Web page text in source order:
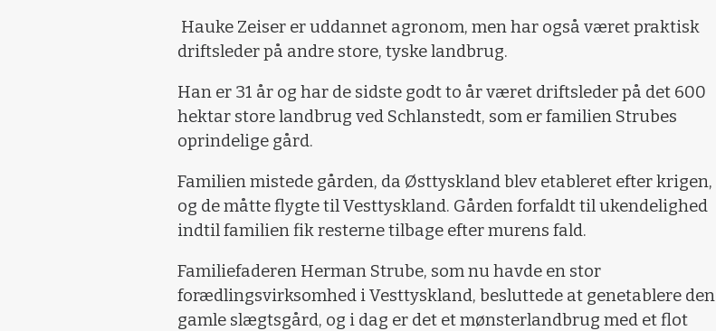
Hauke Zeiser er uddannet agronom, men har også været praktisk
driftsleder på andre store, tyske landbrug.
Han er 31 år og har de sidste godt to år været driftsleder på det 600
hektar store landbrug ved Schlanstedt, som er familien Strubes
oprindelige gård.
Familien mistede gården, da Østtyskland blev etableret efter krigen,
og de måtte flygte til Vesttyskland. Gården forfaldt til ukendelighed
indtil familien fik resterne tilbage efter murens fald.
Familiefaderen Herman Strube, som nu havde en stor
forædlingsvirksomhed i Vesttyskland, besluttede at genetablere den
gamle slægtsgård, og i dag er det et mønsterlandbrug med et flot